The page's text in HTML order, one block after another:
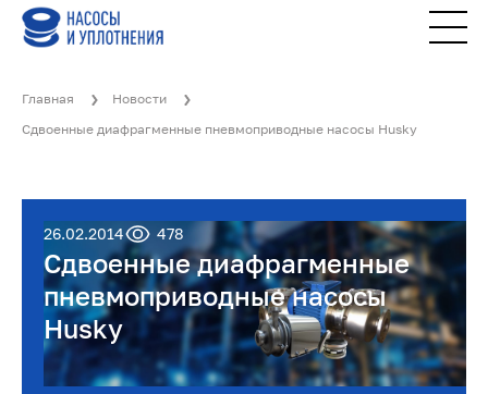
Главная
Новости
Сдвоенные диафрагменные пневмоприводные насосы Husky
26.02.2014 478
Сдвоенные диафрагменные
пневмоприводные насосы
Husky